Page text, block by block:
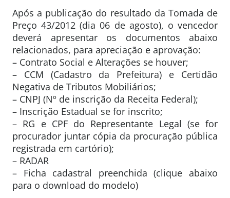
Após a publicação do resultado da Tomada de
Preço 43/2012 (dia 06 de agosto), o vencedor
deverá apresentar os documentos abaixo
relacionados, para apreciação e aprovação:
– Contrato Social e Alterações se houver;
– CCM (Cadastro da Prefeitura) e Certidão
Negativa de Tributos Mobiliários;
– CNPJ (Nº de inscrição da Receita Federal);
– Inscrição Estadual se for inscrito;
– RG e CPF do Representante Legal (se for
procurador juntar cópia da procuração pública
registrada em cartório);
– RADAR
– Ficha cadastral preenchida (clique abaixo
para o download do modelo)